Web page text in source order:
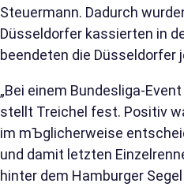
Steuermann. Dadurch
Düsseldorfer kassierten in
beendeten die
„Bei einem Bundesliga-
stellt Treichel fest. Positiv
im mЪglicherweise
und damit letzten
hinter dem Hamburger